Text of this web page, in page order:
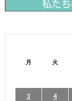
月 火
3 4